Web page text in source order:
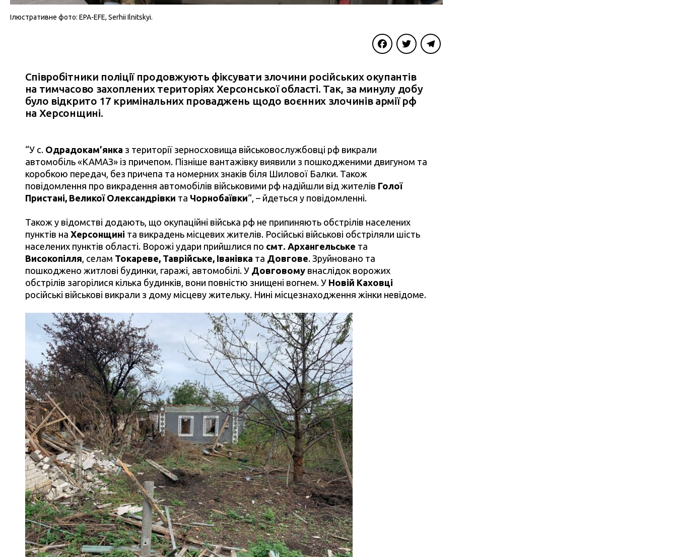
Ілюстративне фото: EPA-EFE, Serhii Ilnitskyi.
Співробітники поліції продовжують фіксувати злочини російських окупантів
на тимчасово захоплених територіях Херсонської області. Так, за минулу добу
було відкрито 17 кримінальних проваджень щодо воєнних злочинів армії рф
на Херсонщині.
“У с. Одрадокам’янка з території зерносховища військовослужбовці рф викрали
автомобіль «КАМАЗ» із причепом. Пізніше вантажівку виявили з пошкодженими двигуном та
коробкою передач, без причепа та номерних знаків біля Шилової Балки. Також
повідомлення про викрадення автомобілів військовими рф надійшли від жителів Голої
Пристані, Великої Олександрівки та Чорнобаївки“, – йдеться у повідомленні.
Також у відомстві додають, що окупаційні війська рф не припиняють обстрілів населених
пунктів на Херсонщині та викрадень місцевих жителів. Російські військові обстріляли шість
населених пунктів області. Ворожі удари прийшлися по смт. Архангельське та
Високопілля, селам Токареве, Таврійське, Іванівка та Довгове. Зруйновано та
пошкоджено житлові будинки, гаражі, автомобілі. У Довговомувнаслідок ворожих
обстрілів загорілися кілька будинків, вони повністю знищені вогнем. У Новій Каховці
російські військові викрали з дому місцеву жительку. Нині місцезнаходження жінки невідоме.